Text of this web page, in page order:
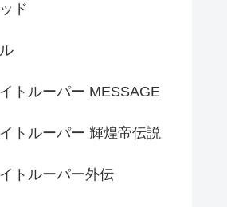
ド
トルーパー MESSAGE
トルーパー 輝煌帝伝説
トルーパー外伝